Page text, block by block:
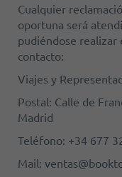
Cualquier
oportuna será
pudiéndose realizar
contacto:
Viajes y
Postal: Calle de
Madrid
Teléfono: +34 677
Mail: